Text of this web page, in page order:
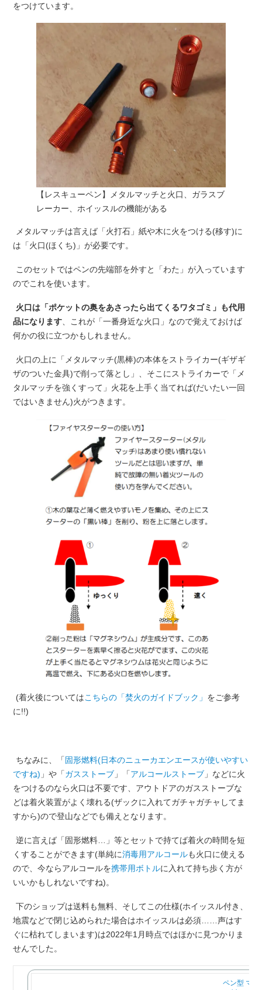
をつけています。
【レスキューペン】メタルマッチと火口、ガラスブ
レーカー、ホイッスルの機能がある
メタルマッチは言えば「火打石」紙や木に火をつける(移す)に
は「火口(ほくち)」が必要です。
このセットではペンの先端部を外すと「わた」が入っています
のでこれを使います。
火口は「ポケットの奥をあさったら出てくるワタゴミ」も代用
品になります、これが「一番身近な火口」なので覚えておけば
何かの役に立つかもしれません。
火口の上に「メタルマッチ(黒棒)の本体をストライカー(ギザギ
ザのついた金具)で削って落とし」、そこにストライカーで「メ
タルマッチを強くすって」火花を上手く当てれば(だいたい一回
ではいきません)火がつきます。
(着火後についてはこちらの「焚火のガイドブック」 をご参考
に!!)
ちなみに、「 固形燃料(日本のニューカエンエースが使いやすい
ですね) 」や「ガスストーブ」「アルコールストーブ」などに火
をつけるのなら火口は不要です、アウトドアのガスストーブな
どは着火装置がよく壊れる(ザックに入れてガチャガチャしてま
すから)ので登山などでも備えとなります。
逆に言えば「固形燃料…」等とセットで持てば着火の時間を短
くすることができます(単純に消毒用アルコールも火口に使える
ので、今ならアルコールを携帯用ボトルに入れて持ち歩く方が
いいかもしれないですね)。
下のショップは送料も無料、そしてこの仕様(ホイッスル付き、
地震などで閉じ込められた場合はホイッスルは必須……声はす
ぐに枯れてしまいます)は2022年1月時点ではほかに見つかりま
せんでした。
ペン型 マグ